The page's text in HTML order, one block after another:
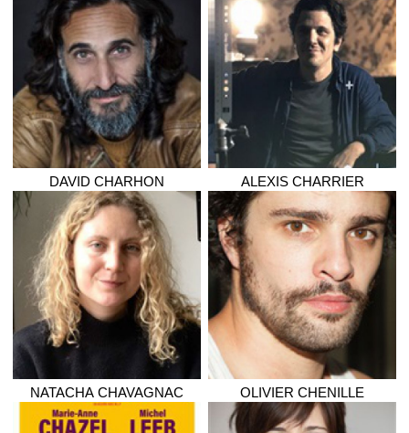
DAVID CHARHON ALEXIS CHARRIER
NATACHA CHAVAGNAC OLIVIER CHENILLE